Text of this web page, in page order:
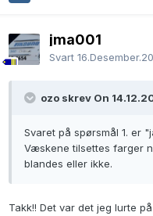
jma001
Svart
ozo skrev On
Svaret på spørsmål 1. er
Væskene tilsettes farger
blandes eller ikke.
Takk!! Det var det jeg lurte